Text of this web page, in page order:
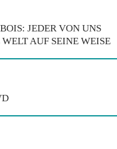
JEDER VON UNS
AUF SEINE WEISE